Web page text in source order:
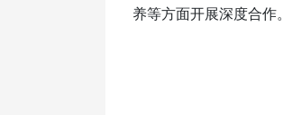
养等方面开展深度合作。